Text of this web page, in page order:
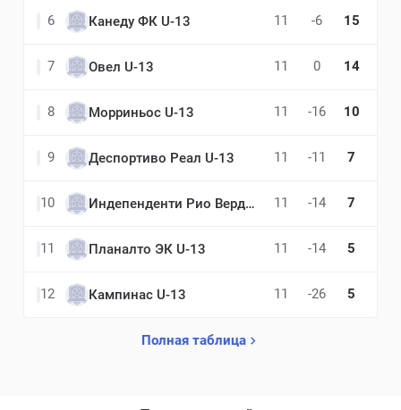
6 Канеду ФК U-13 11 -6 15
7 Овел U-13 11 0 14
8 Морриньос U-13 11 -16 10
9 Деспортиво Реал U-13 11 -11 7
10 Индепенденти Рио Верди U-13 11 -14 7
11 Планалто ЭК U-13 11 -14 5
12 Кампинас U-13 11 -26 5
Полная таблица